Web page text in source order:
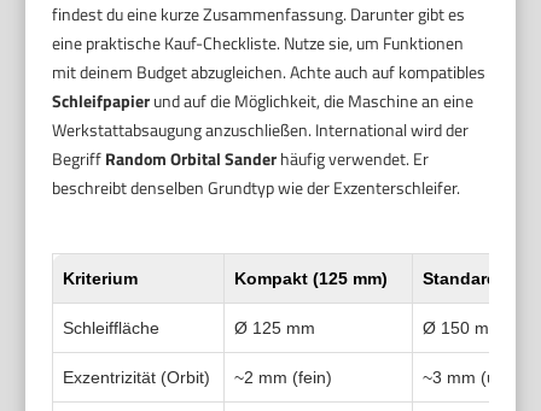
findest du eine kurze Zusammenfassung. Darunter gibt es
eine praktische Kauf-Checkliste. Nutze sie, um Funktionen
mit deinem Budget abzugleichen. Achte auch auf kompatibles
Schleifpapierund auf die Möglichkeit, die Maschine an eine
Werkstattabsaugung anzuschließen. International wird der
BegriffRandom Orbital Sanderhäufig verwendet. Er
beschreibt denselben Grundtyp wie der Exzenterschleifer.
Kriterium Kompakt (125 mm) Standard (150
Schleiffläche Ø 125 mm Ø 150 mm
Exzentrizität (Orbit) ~2 mm (fein) ~3 mm